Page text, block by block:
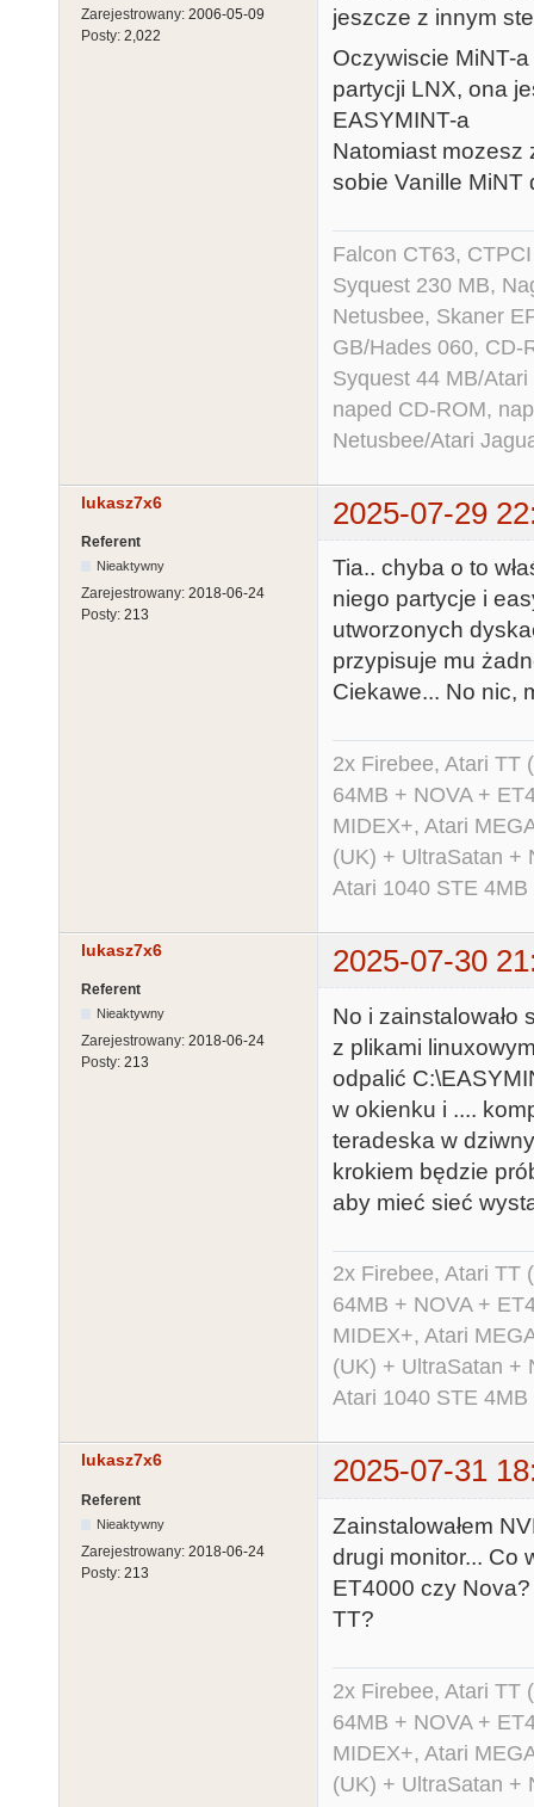
Zarejestrowany: 2006-05-09
Posty: 2,022
jeszcze z innym
Oczywiscie MiNT-
partycji LNX, ona
EASYMINT-a
Natomiast mozesz
sobie Vanille MiNT
Falcon CT63,
Syquest 230 MB,
Netusbee, Skaner
GB/Hades 060, CD-
Syquest 44 MB/
naped CD-ROM,
Netusbee/Atari
lukasz7x6 2025-07-29
Referent
Nieaktywny
Zarejestrowany: 2018-06-24
Posty: 213
Tia.. chyba o to
niego partycje i
utworzonych
przypisuje mu
Ciekawe... No nic,
2x Firebee, Atari TT
64MB + NOVA +
MIDEX+, Atari
(UK) + UltraSatan +
Atari 1040 STE
lukasz7x6 2025-07-30
Referent
Nieaktywny
Zarejestrowany: 2018-06-24
Posty: 213
No i zainstalowało
z plikami
odpalić
w okienku i ....
teradeska w
krokiem będzie
aby mieć sieć
2x Firebee, Atari TT
64MB + NOVA +
MIDEX+, Atari
(UK) + UltraSatan +
Atari 1040 STE
lukasz7x6 2025-07-31
Referent
Nieaktywny
Zarejestrowany: 2018-06-24
Posty: 213
Zainstalowałem
drugi monitor... Co
ET4000 czy
TT?
2x Firebee, Atari TT
64MB + NOVA +
MIDEX+, Atari
(UK) + UltraSatan +